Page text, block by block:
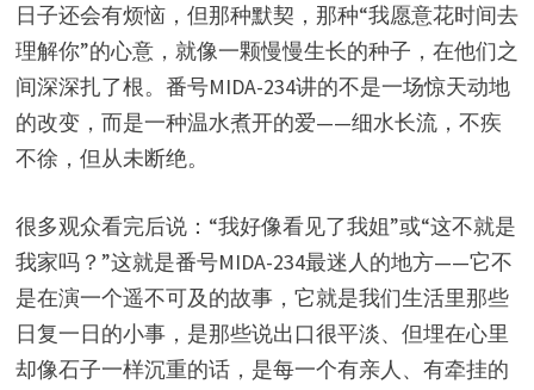
日子还会有烦恼，但那种默契，那种“我愿意花时间去
理解你”的心意，就像一颗慢慢生长的种子，在他们之
间深深扎了根。番号MIDA-234讲的不是一场惊天动地
的改变，而是一种温水煮开的爱——细水长流，不疾
不徐，但从未断绝。
很多观众看完后说：“我好像看见了我姐”或“这不就是
我家吗？”这就是番号MIDA-234最迷人的地方——它不
是在演一个遥不可及的故事，它就是我们生活里那些
日复一日的小事，是那些说出口很平淡、但埋在心里
却像石子一样沉重的话，是每一个有亲人、有牵挂的